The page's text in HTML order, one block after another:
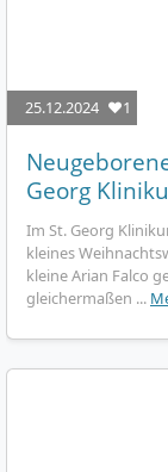
25.12.2024 ❤️1
Georg
Im St. Georg
kleines
kleine Arian Falco
gleichermaßen ...